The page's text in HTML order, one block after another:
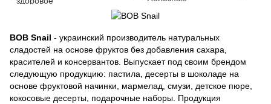
BOB Snail - украинский производитель натуральных
сладостей на основе фруктов без добавления сахара,
красителей и консервантов. Выпускает под своим брендом
следующую продукцию: пастила, десерты в шоколаде на
основе фруктовой начинки, мармелад, смузи, детское пюре,
кокосовые десерты, подарочные наборы. Продукция